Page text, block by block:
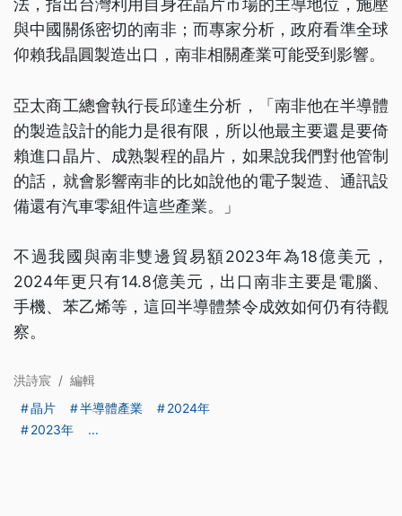
法，指出台灣利用自身在晶片市場的主導地位，施壓
與中國關係密切的南非；而專家分析，政府看準全球
仰賴我晶圓製造出口，南非相關產業可能受到影響。
亞太商工總會執行長邱達生分析，「南非他在半導體
的製造設計的能力是很有限，所以他最主要還是要倚
賴進口晶片、成熟製程的晶片，如果說我們對他管制
的話，就會影響南非的比如說他的電子製造、通訊設
備還有汽車零組件這些產業。」
不過我國與南非雙邊貿易額2023年為18億美元，
2024年更只有14.8億美元，出口南非主要是電腦、
手機、苯乙烯等，這回半導體禁令成效如何仍有待觀
察。
洪詩宸 / 編輯
晶片
半導體產業
2024年
2023年
...